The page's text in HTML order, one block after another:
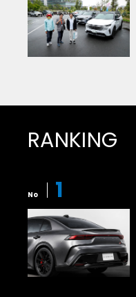
RANKING
No 1